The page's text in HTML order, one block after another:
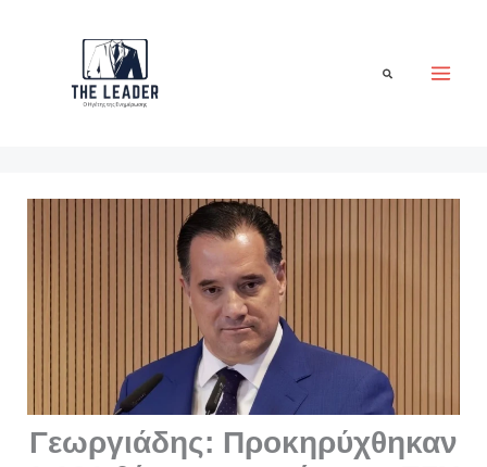
Αναζήτηση
Γεωργιάδης: Προκηρύχθηκαν